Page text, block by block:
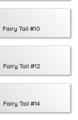
Fairy Tail #10
Fairy Tail #12
Fairy Tail #14